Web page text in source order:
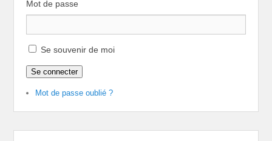
Mot de passe
Se souvenir de moi
Se connecter
Mot de passe oublié ?